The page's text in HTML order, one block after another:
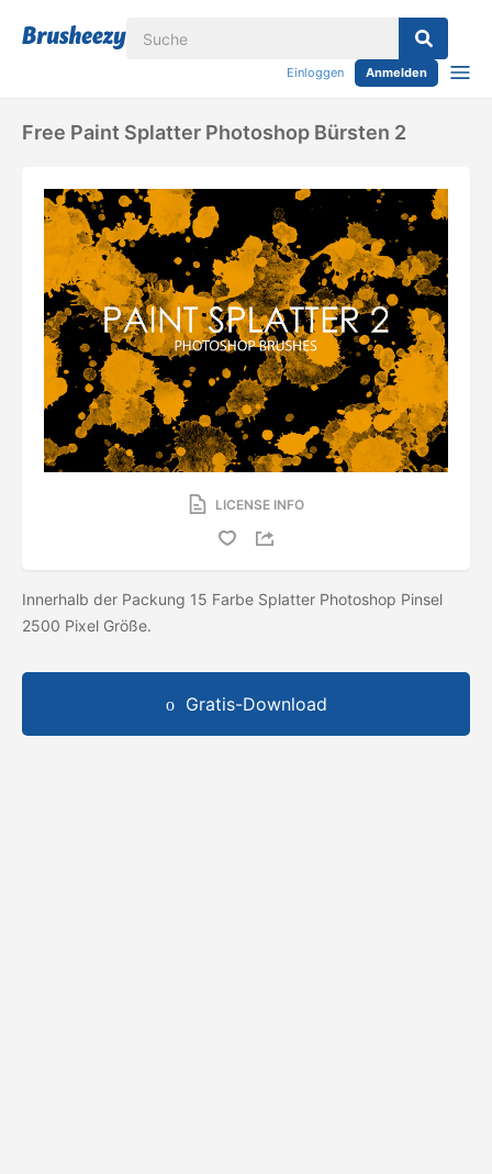
Einloggen Anmelden
Free Paint Splatter Photoshop Bürsten 2
LICENSE INFO
Innerhalb der Packung 15 Farbe Splatter Photoshop Pinsel
2500 Pixel Größe.
Gratis-Download